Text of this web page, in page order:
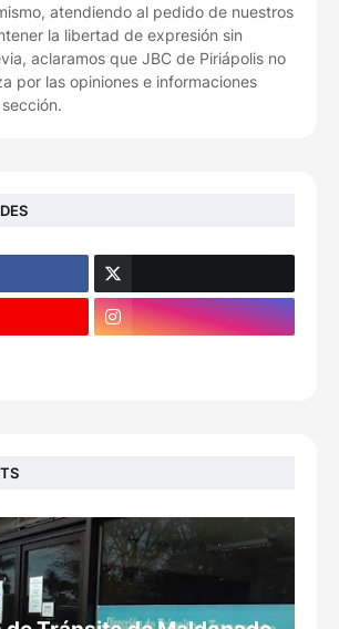
atendiendo al pedido de nuestros
la libertad de expresión sin
aclaramos que JBC de Piriápolis no
por las opiniones e informaciones